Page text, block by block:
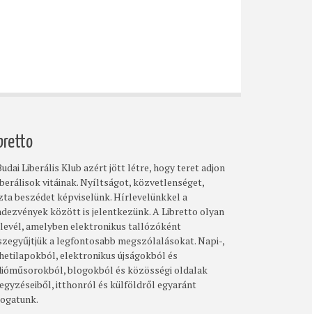
Liberális Klub azért jött létre, hogy teret adjon
vitáinak. Nyíltságot, közvetlenséget,
beszédet képviselünk. Hírlevelünkkel a
között is jelentkezünk. A Libretto olyan
amelyben elektronikus tallózóként
a legfontosabb megszólalásokat. Napi-,
elektronikus újságokból és
blogokból és közösségi oldalak
itthonról és külföldről egyaránt